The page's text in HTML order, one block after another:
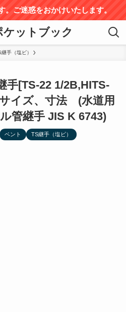
。ご迷惑をおかけいたします。
ケットブック
継手（塩ビ）
手[TS-22 1/2B,HITS-
イズ、寸法 (水道用
管継手 JIS K 6743)
ベント TS継手（塩ビ）